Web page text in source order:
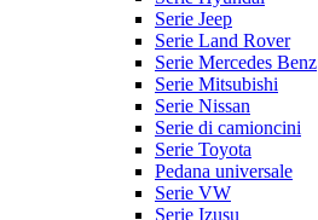
Serie Jeep
Serie Land Rover
Serie Mercedes Benz
Serie Mitsubishi
Serie Nissan
Serie di camioncini
Serie Toyota
Pedana universale
Serie VW
Serie Izusu